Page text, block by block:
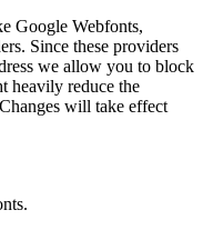
Google Webfonts,
Since these providers
we allow you to block
heavily reduce the
will take effect